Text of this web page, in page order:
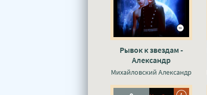
Рывок к звездам -
Александр
Михайловский, Юлия
Михайловский Александр